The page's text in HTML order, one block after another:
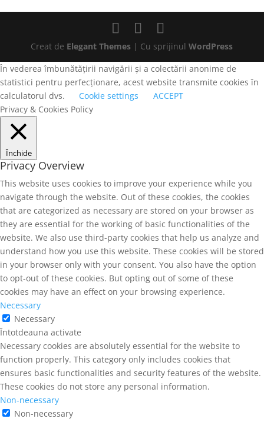
Creat de Elegant Themes | Cu sprijinulWordPress
În vederea îmbunătățirii navigării și a colectării anonime de
statistici pentru perfecționare, acest website transmite cookies în
calculatorul dvs.
Cookie settings
ACCEPT
Privacy & Cookies Policy
Închide
Privacy Overview
This website uses cookies to improve your experience while you
navigate through the website. Out of these cookies, the cookies
that are categorized as necessary are stored on your browser as
they are essential for the working of basic functionalities of the
website. We also use third-party cookies that help us analyze and
understand how you use this website. These cookies will be stored
in your browser only with your consent. You also have the option
to opt-out of these cookies. But opting out of some of these
cookies may have an effect on your browsing experience.
Necessary
Necessary
Întotdeauna activate
Necessary cookies are absolutely essential for the website to
function properly. This category only includes cookies that
ensures basic functionalities and security features of the website.
These cookies do not store any personal information.
Non-necessary
Non-necessary